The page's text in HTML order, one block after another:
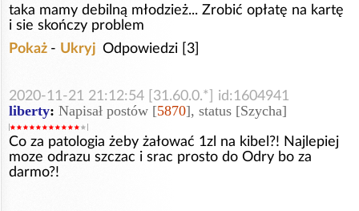
taka mamy debilną młodzież... Zrobić opłatę na kartę
i sie skończy problem
Pokaż - Ukryj Odpowiedzi [3]
2020-11-21 21:12:54 [31.60.0.*] id:1604941
liberty: Napisał postów [5870], status [Szycha]
Co za patologia żeby żałować 1zl na kibel?! Najlepiej
moze odrazu szczac i srac prosto do Odry bo za
darmo?!